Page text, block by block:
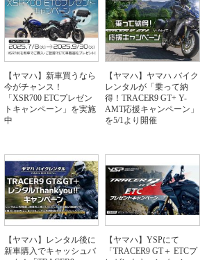
【ヤマハ】新車買うなら
今がチャンス！
「XSR700 ETCプレゼン
トキャンペーン」を実施
中
【ヤマハ】ヤマハ バイク
レンタルが「乗って納
得！TRACER9 GT+ Y-
AMT応援キャンペーン」
を5/1より開催
【ヤマハ】レンタル後に
新車購入でキャッシュバ
【ヤマハ】YSPにて
「TRACER9 GT＋ ETCプ